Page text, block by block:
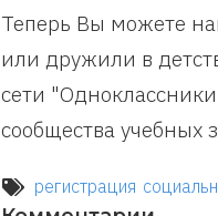
Теперь Вы можете
или дружили в
сети
сообщества учебных
регистрация